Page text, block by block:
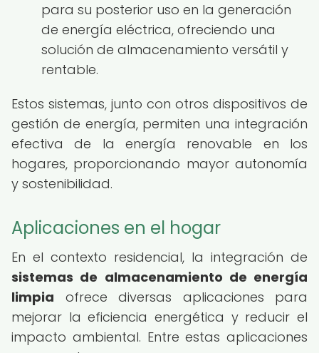
para su posterior uso en la generación
de energía eléctrica, ofreciendo una
solución de almacenamiento versátil y
rentable.
Estos sistemas, junto con otros dispositivos de
gestión de energía, permiten una integración
efectiva de la energía renovable en los
hogares, proporcionando mayor autonomía
y sostenibilidad.
Aplicaciones en el hogar
En el contexto residencial, la integración de
sistemas de almacenamiento de energía
limpia ofrece diversas aplicaciones para
mejorar la eficiencia energética y reducir el
impacto ambiental. Entre estas aplicaciones